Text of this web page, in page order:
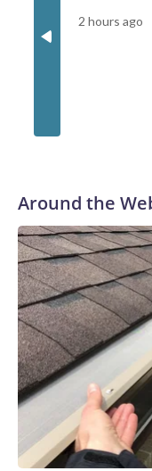
2 hours ago
Around the